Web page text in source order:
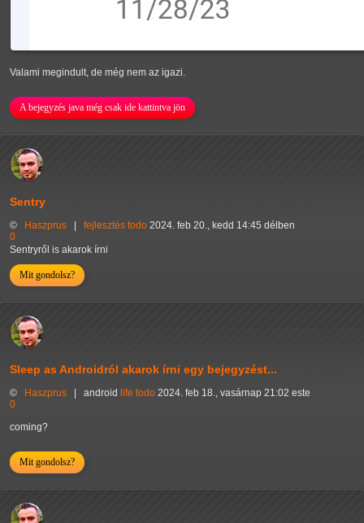
Valami megindult, de még nem az igazi.
A bejegyzés java még csak ide kattintva jön
Sentry
© Haszprus | fejlesztés todo 2024. feb 20., kedd 14:45 délben
0
Sentryről is akarok írni
Mit gondolsz?
Sleep as Androidról akarok írni egy bejegyzést...
© Haszprus android life todo 2024. feb 18., vasárnap 21:02 este
0
coming?
Mit gondolsz?